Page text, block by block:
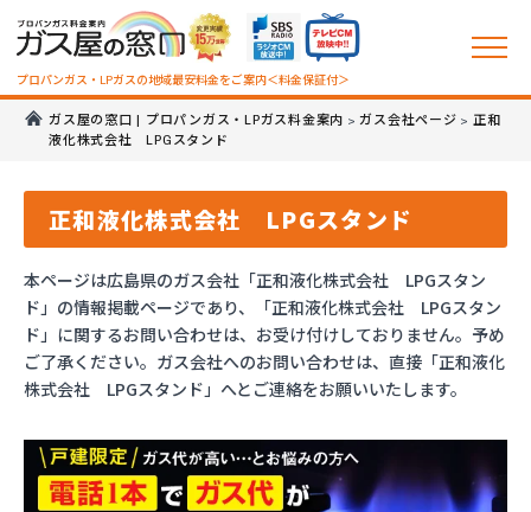
プロパンガス・LPガスの地域最安料金をご案内＜料金保証付＞
ガス屋の窓口 | プロパンガス・LPガス料金案内 >ガス会社ページ > 正和
液化株式会社 LPGスタンド
正和液化株式会社 LPGスタンド
本ページは広島県のガス会社「正和液化株式会社 LPGスタン
ド」の情報掲載ページであり、「正和液化株式会社 LPGスタン
ド」に関するお問い合わせは、お受け付けしておりません。予め
ご了承ください。ガス会社へのお問い合わせは、直接「正和液化
株式会社 LPGスタンド」へとご連絡をお願いいたします。